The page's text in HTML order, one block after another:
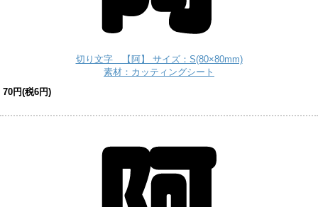
切り文字 【阿】 サイズ：S(80×80mm)
素材：カッティングシート
70円(税6円)